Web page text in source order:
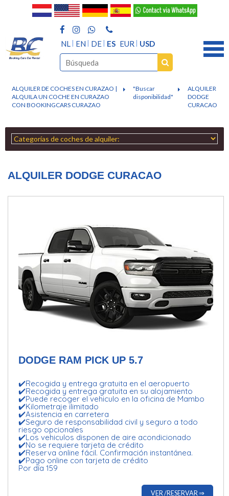
NL EN DE ES EUR USD
ALQUILER DE COCHES EN CURAZAO |
ALQUILA UN COCHE EN CURAZAO
CON BOOKINGCARS CURAZAO
"Buscar
disponibilidad"
ALQUILER
DODGE
CURACAO
ALQUILER DODGE CURACAO
DODGE RAM PICK UP 5.7
✔️Recogida y entrega gratuita en el aeropuerto
✔️Recogida y entrega gratuita en su alojamiento
✔️Puede recoger el vehiculo en la oficina de Mambo
✔️Kilometraje ilimitado
✔️Asistencia en carretera
✔️Seguro de responsabilidad civil y seguro a todo
riesgo opcionales
✔️Los vehiculos disponen de aire acondicionado
✔️No se requiere tarjeta de crédito
✔️Reserva online fácil. Confirmación instantánea.
✔️Pago online con tarjeta de crédito
Por día 159
VER /RESERVAR ⇒